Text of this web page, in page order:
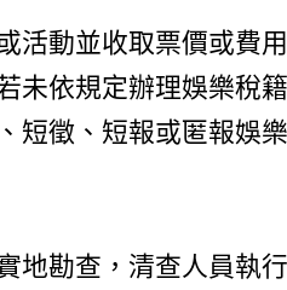
活動並收取票價或費
未依規定辦理娛樂稅
短徵、短報或匿報娛
地勘查，清查人員執